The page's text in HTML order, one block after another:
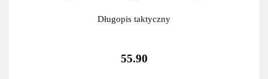
Długopis taktyczny
55.90